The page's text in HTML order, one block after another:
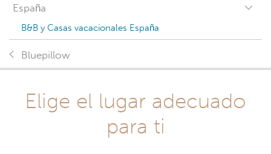
España
B&B y Casas vacacionales España
Bluepillow
Elige el lugar adecuado
para ti